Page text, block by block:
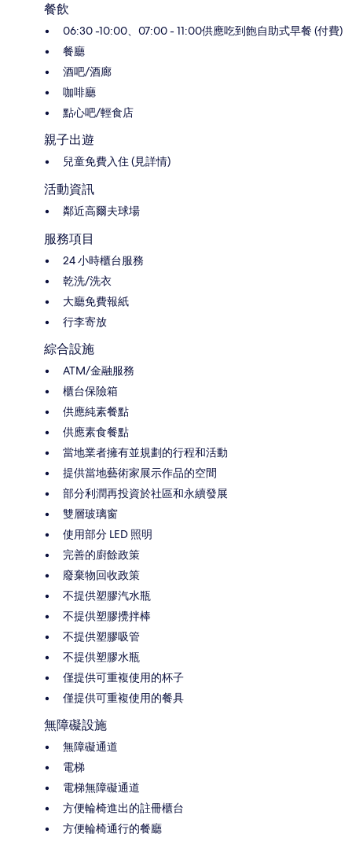
餐飲
06:30 -10:00、07:00 - 11:00供應吃到飽自助式早餐 (付費)
餐廳
酒吧/酒廊
咖啡廳
點心吧/輕食店
親子出遊
兒童免費入住 (見詳情)
活動資訊
鄰近高爾夫球場
服務項目
24 小時櫃台服務
乾洗/洗衣
大廳免費報紙
行李寄放
綜合設施
ATM/金融服務
櫃台保險箱
供應純素餐點
供應素食餐點
當地業者擁有並規劃的行程和活動
提供當地藝術家展示作品的空間
部分利潤再投資於社區和永續發展
雙層玻璃窗
使用部分 LED 照明
完善的廚餘政策
廢棄物回收政策
不提供塑膠汽水瓶
不提供塑膠攪拌棒
不提供塑膠吸管
不提供塑膠水瓶
僅提供可重複使用的杯子
僅提供可重複使用的餐具
無障礙設施
無障礙通道
電梯
電梯無障礙通道
方便輪椅進出的註冊櫃台
方便輪椅通行的餐廳